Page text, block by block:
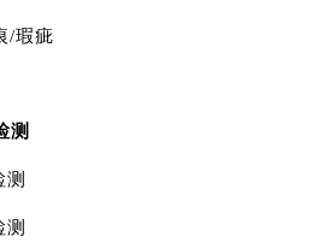
/瑕疵
测
测
测